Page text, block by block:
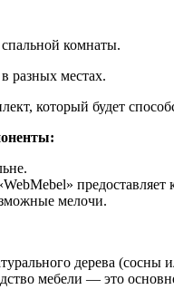
комнаты.
разных местах.
который будет
мелочи.
дерева
мебели — это